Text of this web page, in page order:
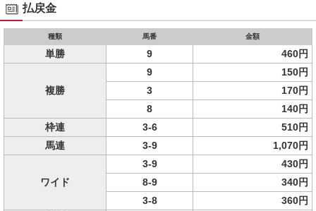
払戻金
種類 馬番 金額
単勝 9 460円
複勝
9
150円
3
170円
8
140円
枠連
3-6
510円
馬連
3-9 1,070円
ワイド
3-9
430円
8-9
340円
3-8
360円